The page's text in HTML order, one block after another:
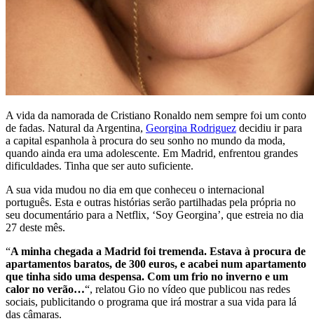
A vida da namorada de Cristiano Ronaldo nem sempre foi um conto
de fadas. Natural da Argentina, Georgina Rodriguez decidiu ir para
a capital espanhola à procura do seu sonho no mundo da moda,
quando ainda era uma adolescente. Em Madrid, enfrentou grandes
dificuldades. Tinha que ser auto suficiente.
A sua vida mudou no dia em que conheceu o internacional
português. Esta e outras histórias serão partilhadas pela própria no
seu documentário para a Netflix, ‘Soy Georgina’, que estreia no dia
27 deste mês.
“A minha chegada a Madrid foi tremenda. Estava à procura de
apartamentos baratos, de 300 euros, e acabei num apartamento
que tinha sido uma despensa. Com um frio no inverno e um
calor no verão…“, relatou Gio no vídeo que publicou nas redes
sociais, publicitando o programa que irá mostrar a sua vida para lá
das câmaras.